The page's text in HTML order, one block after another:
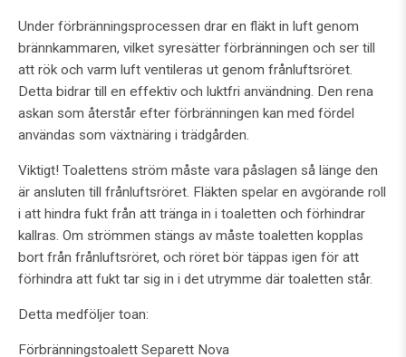
Under förbränningsprocessen drar en fläkt in luft genom
brännkammaren, vilket syresätter förbränningen och ser till
att rök och varm luft ventileras ut genom frånluftsröret.
Detta bidrar till en effektiv och luktfri användning. Den rena
askan som återstår efter förbränningen kan med fördel
användas som växtnäring i trädgården.
Viktigt! Toalettens ström måste vara påslagen så länge den
är ansluten till frånluftsröret. Fläkten spelar en avgörande roll
i att hindra fukt från att tränga in i toaletten och förhindrar
kallras. Om strömmen stängs av måste toaletten kopplas
bort från frånluftsröret, och röret bör täppas igen för att
förhindra att fukt tar sig in i det utrymme där toaletten står.
Detta medföljer toan:
Förbränningstoalett Separett Nova